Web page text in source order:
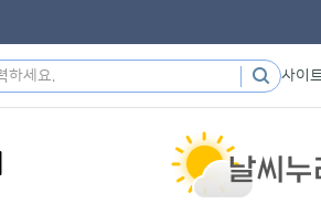
사이